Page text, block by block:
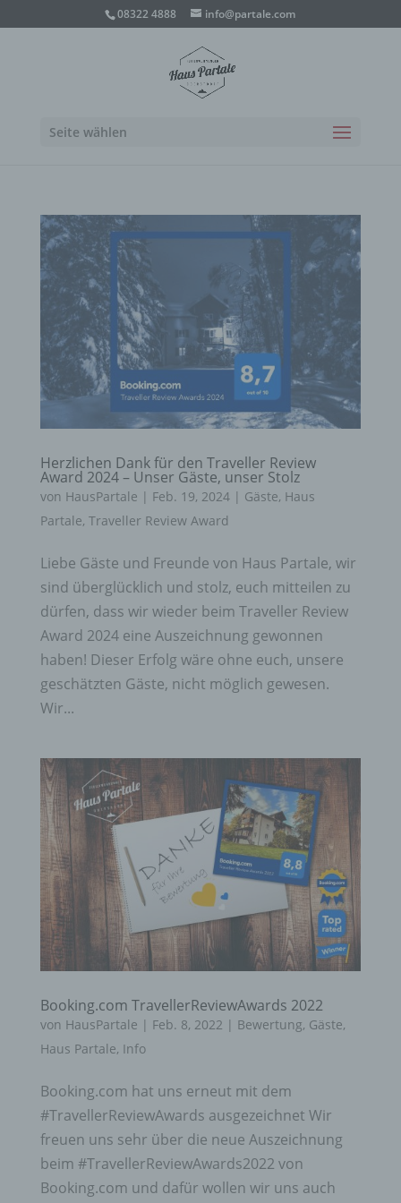
08322 4888 info@partale.com
Seite wählen
Herzlichen Dank für den Traveller Review
Award 2024 – Unser Gäste, unser Stolz
von HausPartale | Feb. 19, 2024| Gäste, Haus
Partale, Traveller Review Award
Liebe Gäste und Freunde von Haus Partale, wir
sind überglücklich und stolz, euch mitteilen zu
dürfen, dass wir wieder beim Traveller Review
Award 2024 eine Auszeichnung gewonnen
haben! Dieser Erfolg wäre ohne euch, unsere
geschätzten Gäste, nicht möglich gewesen.
Wir...
Booking.com TravellerReviewAwards 2022
von HausPartale | Feb. 8, 2022 | Bewertung, Gäste,
Haus Partale, Info
Booking.com hat uns erneut mit dem
#TravellerReviewAwards ausgezeichnet Wir
freuen uns sehr über die neue Auszeichnung
beim #TravellerReviewAwards2022 von
Booking.com und dafür wollen wir uns auch